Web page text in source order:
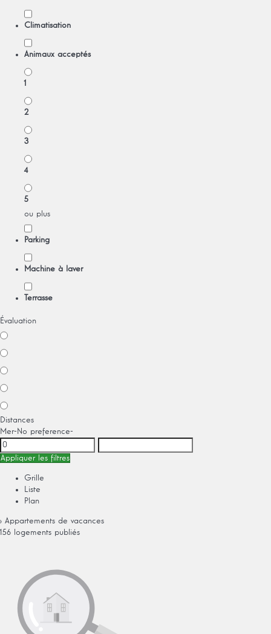
Climatisation
Animaux acceptés
1
2
3
4
5
ou plus
Parking
Machine à laver
Terrasse
Évaluation
Distances
Mer-No preference-
Appliquer les filtres
Grille
Liste
Plan
› Appartements de vacances
156 logements publiés